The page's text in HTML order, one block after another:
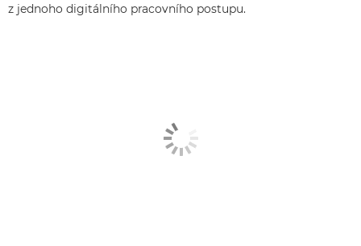
z jednoho digitálního pracovního postupu.